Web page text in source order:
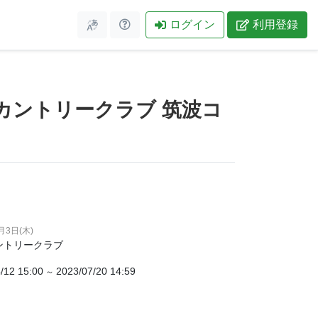
ログイン 利用登録
ントリークラブ 筑波コ
3日(木)
トリークラブ
12 15:00 ～ 2023/07/20 14:59